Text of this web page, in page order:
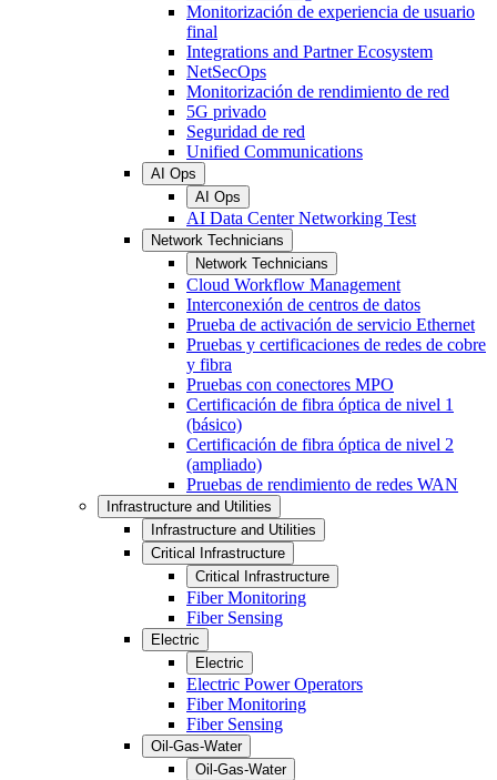
Monitorización de experiencia de usuario
final
Integrations and Partner Ecosystem
NetSecOps
Monitorización de rendimiento de red
5G privado
Seguridad de red
Unified Communications
AI Ops
AI Ops
AI Data Center Networking Test
Network Technicians
Network Technicians
Cloud Workflow Management
Interconexión de centros de datos
Prueba de activación de servicio Ethernet
Pruebas y certificaciones de redes de cobre
y fibra
Pruebas con conectores MPO
Certificación de fibra óptica de nivel 1
(básico)
Certificación de fibra óptica de nivel 2
(ampliado)
Pruebas de rendimiento de redes WAN
Infrastructure and Utilities
Infrastructure and Utilities
Critical Infrastructure
Critical Infrastructure
Fiber Monitoring
Fiber Sensing
Electric
Electric
Electric Power Operators
Fiber Monitoring
Fiber Sensing
Oil-Gas-Water
Oil-Gas-Water